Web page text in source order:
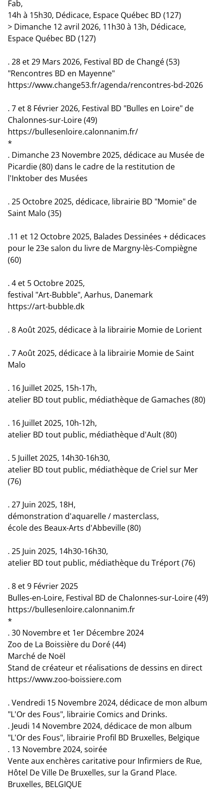
Fab,
14h à 15h30, Dédicace, Espace Québec BD (127)
> Dimanche 12 avril 2026, 11h30 à 13h, Dédicace,
Espace Québec BD (127)
. 28 et 29 Mars 2026, Festival BD de Changé (53)
"Rencontres BD en Mayenne"
https://www.change53.fr/agenda/rencontres-bd-2026
. 7 et 8 Février 2026, Festival BD "Bulles en Loire" de
Chalonnes-sur-Loire (49)
https://bullesenloire.calonnanim.fr/
*
. Dimanche 23 Novembre 2025, dédicace au Musée de
Picardie (80) dans le cadre de la restitution de
l'Inktober des Musées
. 25 Octobre 2025, dédicace, librairie BD "Momie" de
Saint Malo (35)
.11 et 12 Octobre 2025, Balades Dessinées + dédicaces
pour le 23e salon du livre de Margny-lès-Compiègne
(60)
. 4 et 5 Octobre 2025,
festival "Art-Bubble", Aarhus, Danemark
https://art-bubble.dk
. 8 Août 2025, dédicace à la librairie Momie de Lorient
. 7 Août 2025, dédicace à la librairie Momie de Saint
Malo
. 16 Juillet 2025, 15h-17h,
atelier BD tout public, médiathèque de Gamaches (80)
. 16 Juillet 2025, 10h-12h,
atelier BD tout public, médiathèque d'Ault (80)
. 5 Juillet 2025, 14h30-16h30,
atelier BD tout public, médiathèque de Criel sur Mer
(76)
. 27 Juin 2025, 18H,
démonstration d'aquarelle / masterclass,
école des Beaux-Arts d'Abbeville (80)
. 25 Juin 2025, 14h30-16h30,
atelier BD tout public, médiathèque du Tréport (76)
. 8 et 9 Février 2025
Bulles-en-Loire, Festival BD de Chalonnes-sur-Loire (49)
https://bullesenloire.calonnanim.fr
*
. 30 Novembre et 1er Décembre 2024
Zoo de La Boissière du Doré (44)
Marché de Noël
Stand de créateur et réalisations de dessins en direct
https://www.zoo-boissiere.com
. Vendredi 15 Novembre 2024, dédicace de mon album
"L'Or des Fous", librairie Comics and Drinks.
. Jeudi 14 Novembre 2024, dédicace de mon album
"L'Or des Fous", librairie Profil BD Bruxelles, Belgique
. 13 Novembre 2024, soirée
Vente aux enchères caritative pour Infirmiers de Rue,
Hôtel De Ville De Bruxelles, sur la Grand Place.
Bruxelles, BELGIQUE